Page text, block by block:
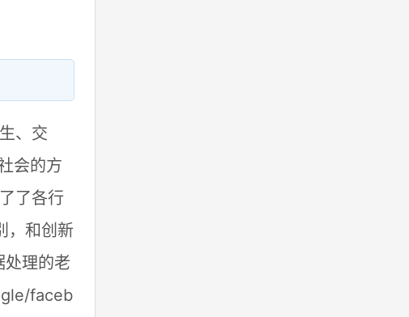
、交
会的方
了各行
，和创新
处理的老
faceb